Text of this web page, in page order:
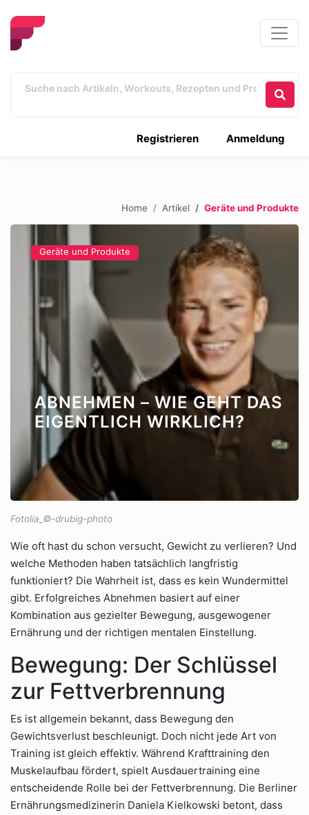
Anmeldung
Registrieren
Home Artikel Geräte und Produkte
Geräte und Produkte
ABNEHMEN – WIE GEHT DAS
EIGENTLICH WIRKLICH?
Fotolia_©-drubig-photo
Wie oft hast du schon versucht, Gewicht zu verlieren? Und
welche Methoden haben tatsächlich langfristig
funktioniert? Die Wahrheit ist, dass es kein Wundermittel
gibt. Erfolgreiches Abnehmen basiert auf einer
Kombination aus gezielter Bewegung, ausgewogener
Ernährung und der richtigen mentalen Einstellung.
Bewegung: Der Schlüssel
zur Fettverbrennung
Es ist allgemein bekannt, dass Bewegung den
Gewichtsverlust beschleunigt. Doch nicht jede Art von
Training ist gleich effektiv. Während Krafttraining den
Muskelaufbau fördert, spielt Ausdauertraining eine
entscheidende Rolle bei der Fettverbrennung. Die Berliner
Ernährungsmedizinerin Daniela Kielkowski betont, dass